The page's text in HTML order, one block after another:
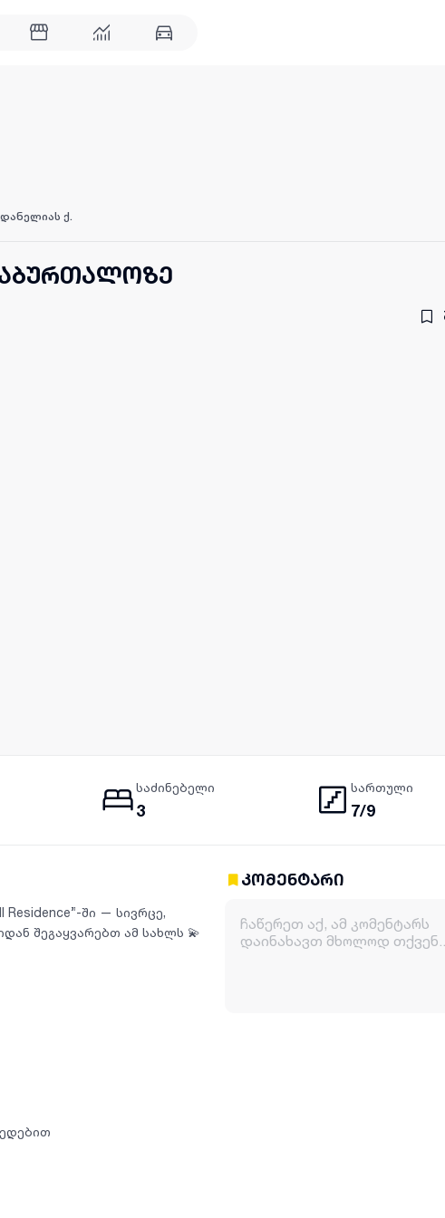
დანელიას ქ.
საძინებელი
3
სართული
7/9
Residence”-ში — სივრცე,
შეგაყვარებთ ამ სახლს 💫
კომენტარი